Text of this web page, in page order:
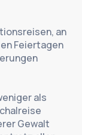
an
Feiertagen
als
Gewalt